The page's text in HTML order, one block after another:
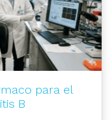
para el
B